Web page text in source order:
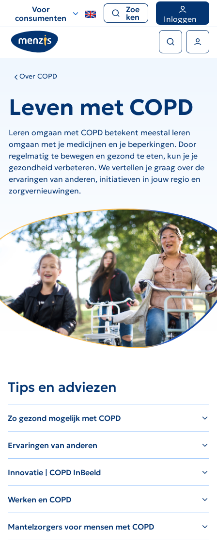
voor
snelle
navigatie
Voor
consumenten
Zoe
ken
Inloggen
Over COPD
Leven met COPD
Leren omgaan met COPD betekent meestal leren
omgaan met je medicijnen en je beperkingen. Door
regelmatig te bewegen en gezond te eten, kun je je
gezondheid verbeteren. We vertellen je graag over de
ervaringen van anderen, initiatieven in jouw regio en
zorgvernieuwingen.
Tips en adviezen
Zo gezond mogelijk met COPD
Ervaringen van anderen
Innovatie | COPD InBeeld
Werken en COPD
Mantelzorgers voor mensen met COPD